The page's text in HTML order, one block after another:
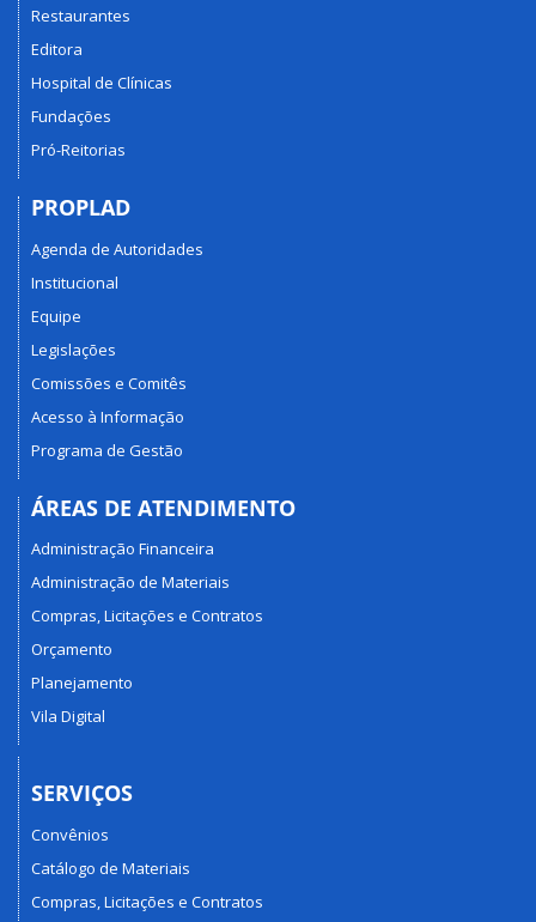
Restaurantes
Editora
Hospital de Clínicas
Fundações
Pró-Reitorias
PROPLAD
Agenda de Autoridades
Institucional
Equipe
Legislações
Comissões e Comitês
Acesso à Informação
Programa de Gestão
ÁREAS DE ATENDIMENTO
Administração Financeira
Administração de Materiais
Compras, Licitações e Contratos
Orçamento
Planejamento
Vila Digital
SERVIÇOS
Convênios
Catálogo de Materiais
Compras, Licitações e Contratos